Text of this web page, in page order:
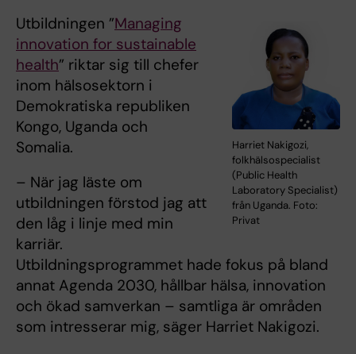
Harriet Nakigozi,
folkhälsospecialist
(Public Health
Laboratory Specialist)
från Uganda. Foto:
Privat
Utbildningen ”Managing
innovation for sustainable
health” riktar sig till chefer
inom hälsosektorn i
Demokratiska republiken
Kongo, Uganda och
Somalia.
– När jag läste om
utbildningen förstod jag att
den låg i linje med min
karriär.
Utbildningsprogrammet hade fokus på bland
annat Agenda 2030, hållbar hälsa, innovation
och ökad samverkan – samtliga är områden
som intresserar mig, säger Harriet Nakigozi.